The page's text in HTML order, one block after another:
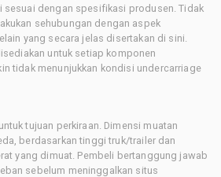
sesuai dengan spesifikasi produsen. Tidak
sehubungan dengan aspek
yang secara jelas disertakan di sini.
untuk setiap komponen
tidak menunjukkan kondisi undercarriage
tujuan perkiraan. Dimensi muatan
berdasarkan tinggi truk/trailer dan
yang dimuat. Pembeli bertanggung jawab
sebelum meninggalkan situs